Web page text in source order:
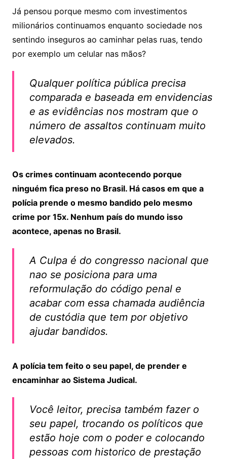
Já pensou porque mesmo com investimentos
milionários continuamos enquanto sociedade nos
sentindo inseguros ao caminhar pelas ruas, tendo
por exemplo um celular nas mãos?
Qualquer política pública precisa
comparada e baseada em envidencias
e as evidências nos mostram que o
número de assaltos continuam muito
elevados.
Os crimes continuam acontecendo porque
ninguém fica preso no Brasil. Há casos em que a
polícia prende o mesmo bandido pelo mesmo
crime por 15x. Nenhum país do mundo isso
acontece, apenas no Brasil.
A Culpa é do congresso nacional que
nao se posiciona para uma
reformulação do código penal e
acabar com essa chamada audiência
de custódia que tem por objetivo
ajudar bandidos.
A polícia tem feito o seu papel, de prender e
encaminhar ao Sistema Judical.
Você leitor, precisa também fazer o
seu papel, trocando os políticos que
estão hoje com o poder e colocando
pessoas com historico de prestação